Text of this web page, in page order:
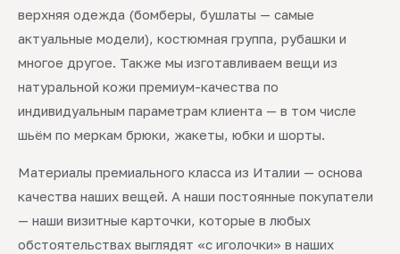
верхняя одежда (бомберы, бушлаты — самые
актуальные модели), костюмная группа, рубашки и
многое другое. Также мы изготавливаем вещи из
натуральной кожи премиум-качества по
индивидуальным параметрам клиента — в том числе
шьём по меркам брюки, жакеты, юбки и шорты.
Материалы премиального класса из Италии — основа
качества наших вещей. А наши постоянные покупатели
— наши визитные карточки, которые в любых
обстоятельствах выглядят «с иголочки» в наших